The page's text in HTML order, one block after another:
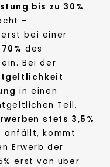
bis zu 30%
–
bei einer
des
Bei der
in einen
Teil.
stets 3,5%
anfällt, kommt
Erwerb der
erst von über